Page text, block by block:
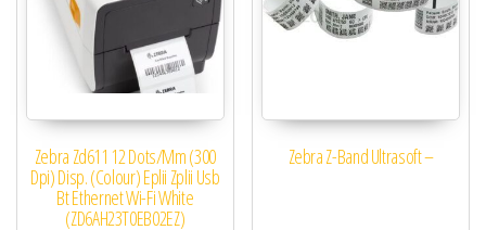
Zebra Zd611 12 Dots/Mm (300
Dpi) Disp. (Colour) Eplii Zplii Usb
Bt Ethernet Wi-Fi White
(ZD6AH23T0EB02EZ)
Zebra Z-Band Ultrasoft –